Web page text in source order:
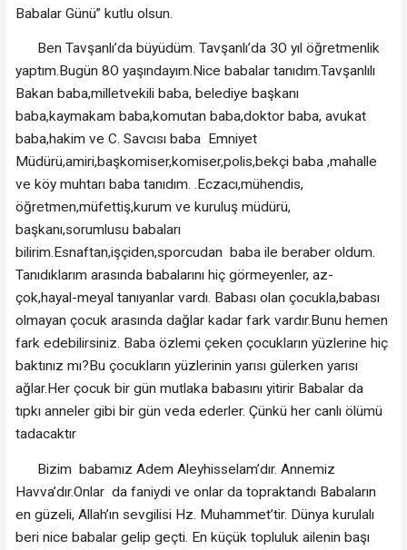
Babalar Günü” kutlu olsun.
Ben Tavşanlı’da büyüdüm. Tavşanlı’da 3O yıl öğretmenlik
yaptım.Bugün 8O yaşındayım.Nice babalar tanıdım.Tavşanlılı
Bakan baba,milletvekili baba, belediye başkanı
baba,kaymakam baba,komutan baba,doktor baba, avukat
baba,hakim ve C. Savcısı baba Emniyet
Müdürü,amiri,başkomiser,komiser,polis,bekçi baba ,mahalle
ve köy muhtarı baba tanıdım. .Eczacı,mühendis,
öğretmen,müfettiş,kurum ve kuruluş müdürü,
başkanı,sorumlusu babaları
bilirim.Esnaftan,işçiden,sporcudan baba ile beraber oldum.
Tanıdıklarım arasında babalarını hiç görmeyenler, az-
çok,hayal-meyal tanıyanlar vardı. Babası olan çocukla,babası
olmayan çocuk arasında dağlar kadar fark vardır.Bunu hemen
fark edebilirsiniz. Baba özlemi çeken çocukların yüzlerine hiç
baktınız mı?Bu çocukların yüzlerinin yarısı gülerken yarısı
ağlar.Her çocuk bir gün mutlaka babasını yitirir Babalar da
tıpkı anneler gibi bir gün veda ederler. Çünkü her canlı ölümü
tadacaktır
Bizim babamız Adem Aleyhisselam’dır. Annemiz
Havva’dır.Onlar da faniydi ve onlar da topraktandı Babaların
en güzeli, Allah’ın sevgilisi Hz. Muhammet’tir. Dünya kurulalı
beri nice babalar gelip geçti. En küçük topluluk ailenin başı